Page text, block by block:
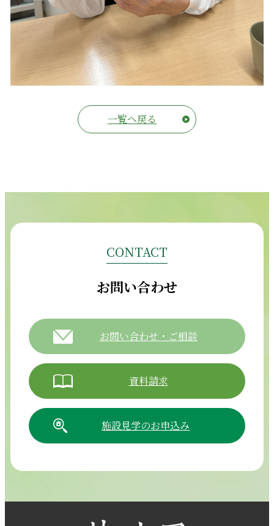
054-265-5811
【電話受付時間】8:30～17:30（月曜～土曜）
一覧へ戻る
CONTACT
お問い合わせ
お問い合わせ・ご相談
資料請求
施設見学のお申込み